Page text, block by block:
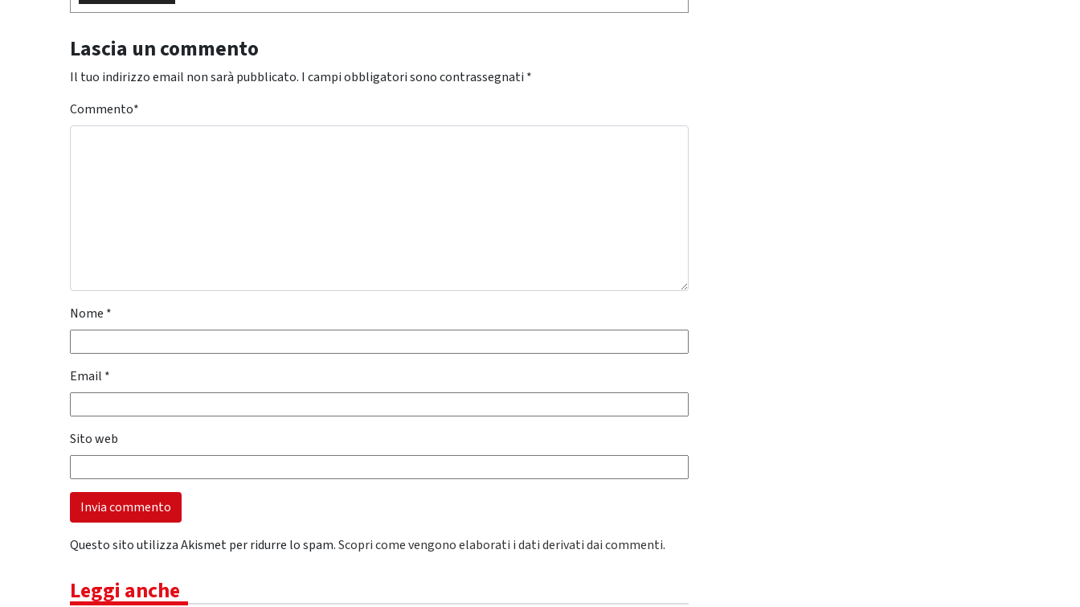
Lascia un commento
Il tuo indirizzo email non sarà pubblicato. I campi obbligatori sono contrassegnati *
Commento*
Nome *
Email *
Sito web
Questo sito utilizza Akismet per ridurre lo spam.Scopri come vengono elaborati i dati derivati dai commenti.
Leggi anche